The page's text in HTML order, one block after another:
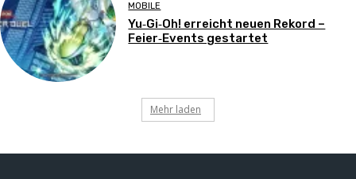
MOBILE
Yu‑Gi‑Oh! erreicht neuen Rekord –
Feier‑Events gestartet
Mehr laden